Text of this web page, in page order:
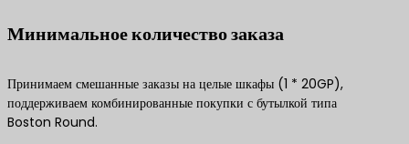
Минимальное количество заказа
Принимаем смешанные заказы на целые шкафы (1 * 20GP),
поддерживаем комбинированные покупки с бутылкой типа
Boston Round.